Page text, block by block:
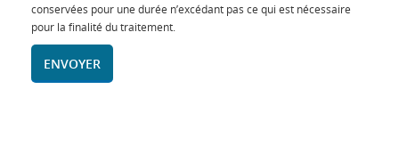
conservées pour une durée n’excédant pas ce qui est nécessaire
pour la finalité du traitement.